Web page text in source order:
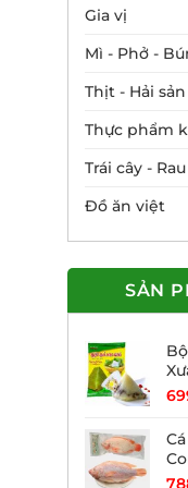
Gia vị
Mì - Phở -
Thịt - Hải sản
Thực phẩm
Trái cây -
Đồ ăn việt
SẢN